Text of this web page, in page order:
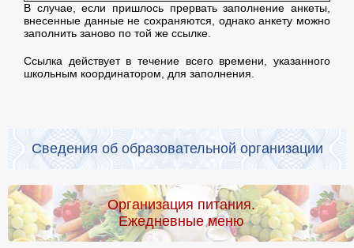
В случае, если пришлось прервать заполнение анкеты,
внесенные данные не сохраняются, однако анкету можно
заполнить заново по той же ссылке.
Ссылка действует в течение всего времени, указанного
школьным координатором, для заполнения.
Сведения об образовательной организации
Организация питания.
Ежедневные меню